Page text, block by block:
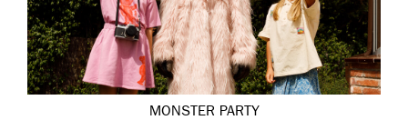
MONSTER PARTY